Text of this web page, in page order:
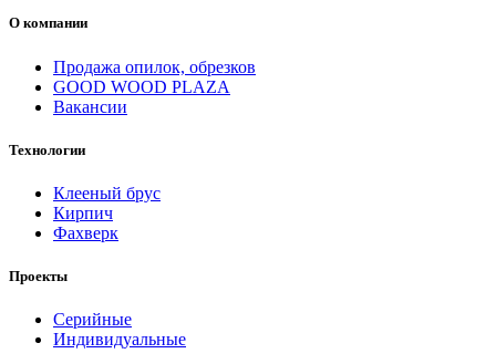
О компании
Продажа опилок, обрезков
GOOD WOOD PLAZA
Вакансии
Технологии
Клееный брус
Кирпич
Фахверк
Проекты
Серийные
Индивидуальные